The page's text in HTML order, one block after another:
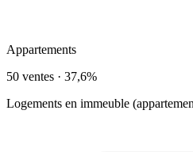
Appartements
50 ventes · 37,6%
Logements en immeuble